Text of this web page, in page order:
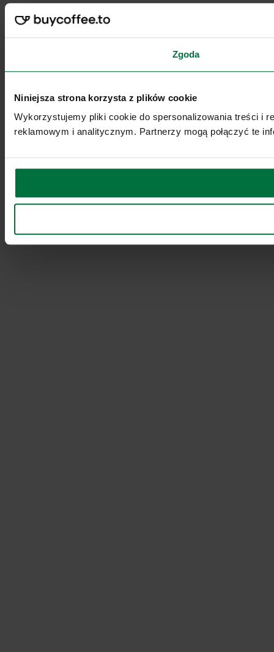
Zgoda
Niniejsza strona korzysta z plików cookie
Wykorzystujemy pliki cookie do spersonalizowania treści i
reklamowym i analitycznym. Partnerzy mogą połączyć te